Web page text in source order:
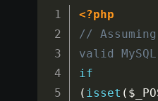
<?php
//
valid
if
( isset (